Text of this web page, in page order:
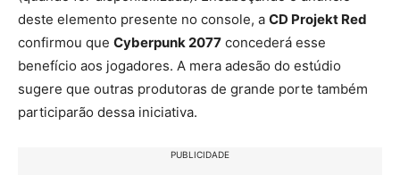
deste elemento presente no console, a CD Projekt Red
confirmou que Cyberpunk 2077 concederá esse
benefício aos jogadores. A mera adesão do estúdio
sugere que outras produtoras de grande porte também
participarão dessa iniciativa.
PUBLICIDADE